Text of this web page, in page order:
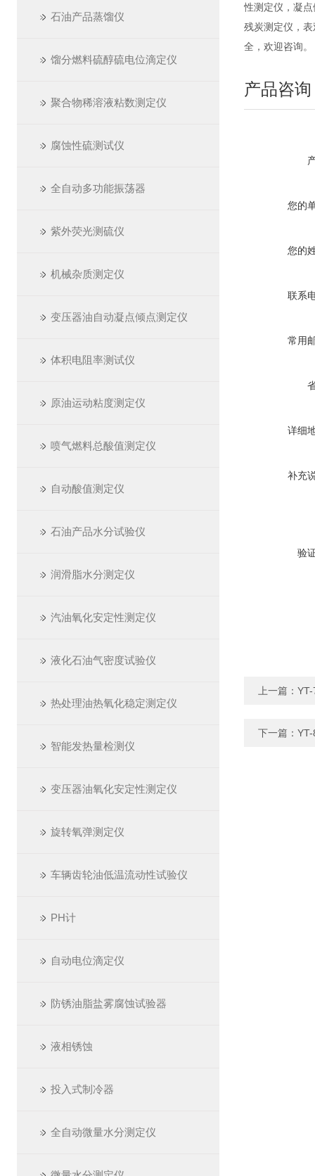
石油产品蒸馏仪
馏分燃料硫醇硫电位滴定仪
聚合物稀溶液粘数测定仪
腐蚀性硫测试仪
全自动多功能振荡器
紫外荧光测硫仪
机械杂质测定仪
变压器油自动凝点倾点测定仪
体积电阻率测试仪
原油运动粘度测定仪
喷气燃料总酸值测定仪
自动酸值测定仪
石油产品水分试验仪
润滑脂水分测定仪
汽油氧化安定性测定仪
液化石油气密度试验仪
热处理油热氧化稳定测定仪
智能发热量检测仪
变压器油氧化安定性测定仪
旋转氧弹测定仪
车辆齿轮油低温流动性试验仪
PH计
自动电位滴定仪
防锈油脂盐雾腐蚀试验器
液相锈蚀
投入式制冷器
全自动微量水分测定仪
性测定仪，凝
残炭测定仪，
全，欢迎咨询。
产品咨询
您的
您的
联系
常用
详细
补充
验
上一篇：
下一篇：